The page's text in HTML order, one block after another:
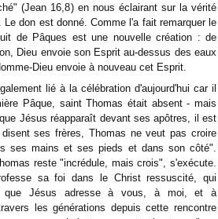
(Jean 16,8) en nous éclairant sur la vérité
don est donné. Comme l'a fait remarquer le
de Pâques est une nouvelle création : de
Dieu envoie son Esprit au-dessus des eaux
Dieu envoie à nouveau cet Esprit.
lié à la célébration d'aujourd'hui car il
Pâque, saint Thomas était absent - mais
Jésus réapparaît devant ses apôtres, il est
ses frères, Thomas ne veut pas croire
ses mains et ses pieds et dans son côté".
reste "incrédule, mais crois", s'exécute.
sa foi dans le Christ ressuscité, qui
que Jésus adresse à vous, à moi, et à
les générations depuis cette rencontre